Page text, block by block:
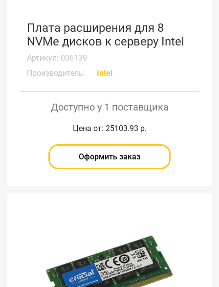
Плата расширения для 8
NVMe дисков к серверу Intel
Артикул: 006139
Производитель:
Intel
Доступно у 1 поставщика
Цена от: 25103.93 р.
Оформить заказ